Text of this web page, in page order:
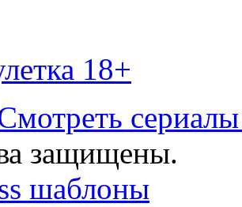
18+
защищены.
шаблоны